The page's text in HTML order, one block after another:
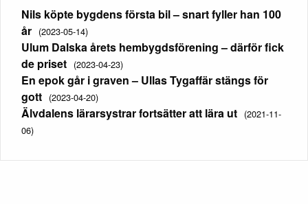
Nils köpte bygdens första bil – snart fyller han 100
år (2023-05-14)
Ulum Dalska årets hembygdsförening – därför fick
de priset (2023-04-23)
En epok går i graven – Ullas Tygaffär stängs för
gott (2023-04-20)
Älvdalens lärarsystrar fortsätter att lära ut (2021-11-
06)